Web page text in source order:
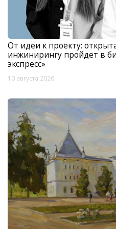
От идеи к проекту:
инжинирингу пройдет в
экспресс»
10 августа 2026